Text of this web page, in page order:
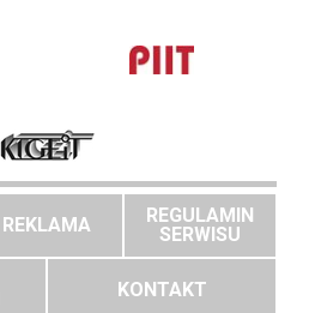
REKLAMA
REGULAMIN
SERWISU
KONTAKT